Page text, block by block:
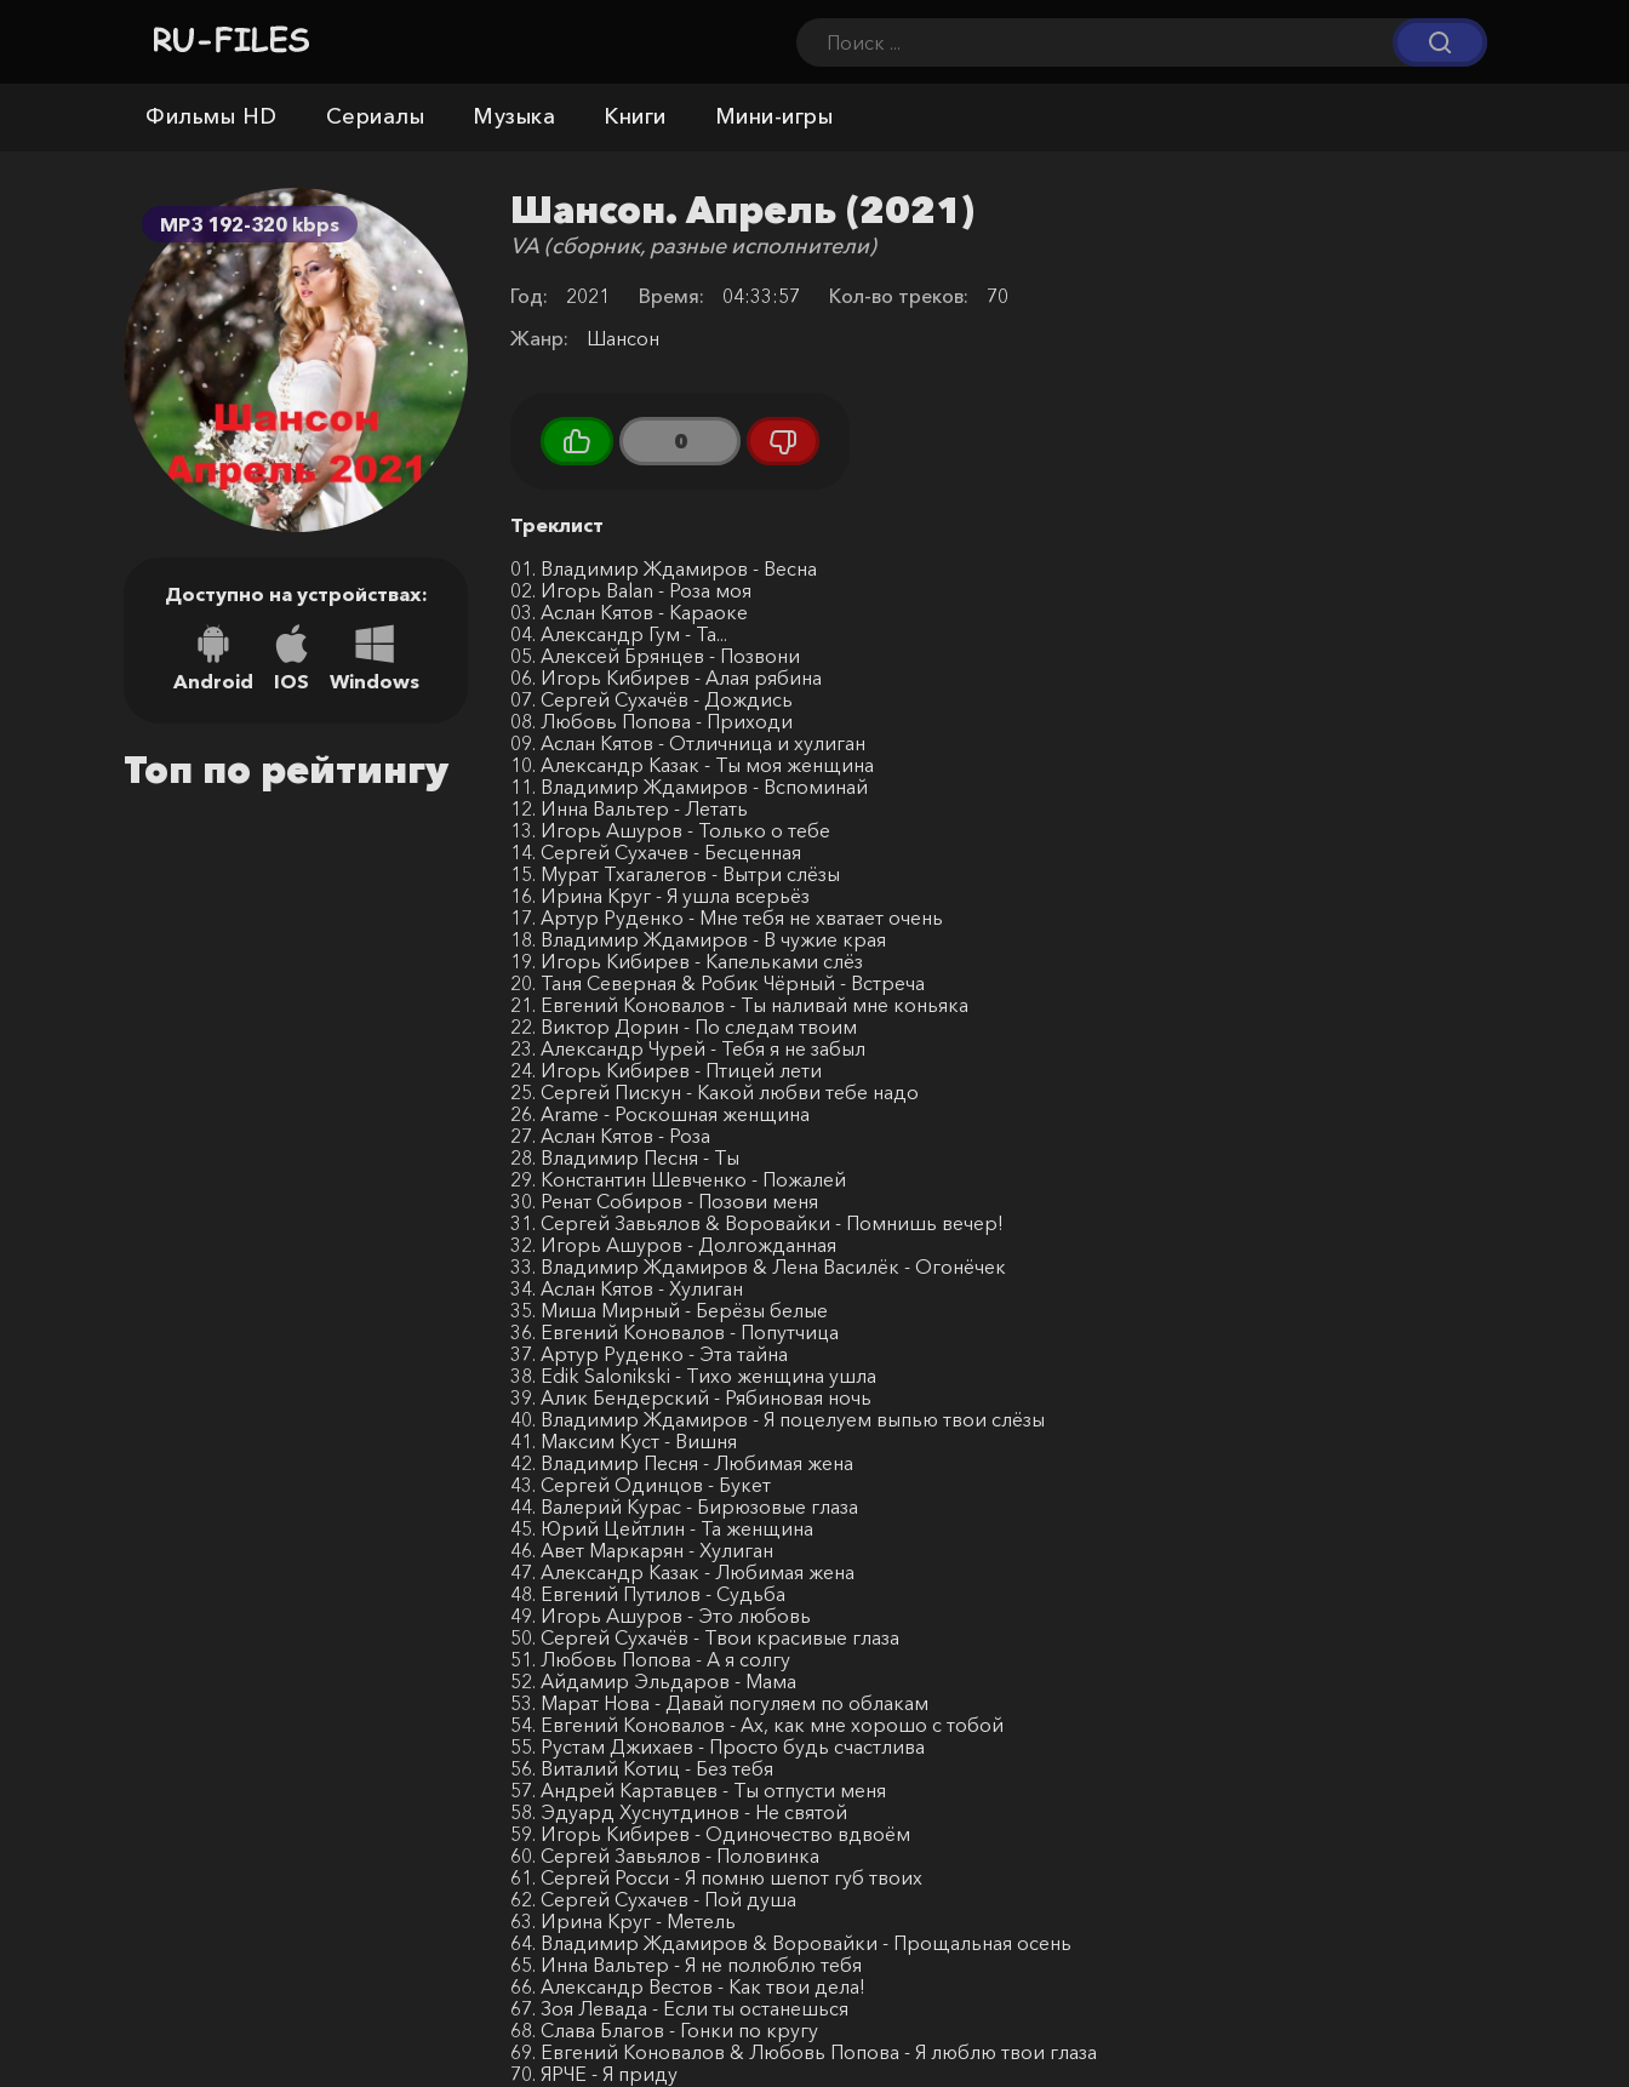
Фильмы HD Сериалы Музыка Книги Мини-игры
Шансон. Апрель (2021)
VA (сборник, разные исполнители)
Год: 2021 Время: 04:33:57 Кол-во треков:
70
Жанр:
Шансон
0
Треклист
01. Владимир Ждамиров - Весна
02. Игорь Balan - Роза моя
03. Аслан Кятов - Караоке
04. Александр Гум - Та...
05. Алексей Брянцев - Позвони
06. Игорь Кибирев - Алая рябина
07. Сергей Сухачёв - Дождись
08. Любовь Попова - Приходи
09. Аслан Кятов - Отличница и хулиган
10. Александр Казак - Ты моя женщина
11. Владимир Ждамиров - Вспоминай
12. Инна Вальтер - Летать
13. Игорь Ашуров - Только о тебе
14. Сергей Сухачев - Бесценная
15. Мурат Тхагалегов - Вытри слёзы
16. Ирина Круг - Я ушла всерьёз
17. Артур Руденко - Мне тебя не хватает очень
18. Владимир Ждамиров - В чужие края
19. Игорь Кибирев - Капельками слёз
20. Таня Северная & Робик Чёрный - Встреча
21. Евгений Коновалов - Ты наливай мне коньяка
22. Виктор Дорин - По следам твоим
23. Александр Чурей - Тебя я не забыл
24. Игорь Кибирев - Птицей лети
25. Сергей Пискун - Какой любви тебе надо
26. Arame - Роскошная женщина
27. Аслан Кятов - Роза
28. Владимир Песня - Ты
29. Константин Шевченко - Пожалей
30. Ренат Собиров - Позови меня
31. Сергей Завьялов & Воровайки - Помнишь вечер!
32. Игорь Ашуров - Долгожданная
33. Владимир Ждамиров & Лена Василёк - Огонёчек
34. Аслан Кятов - Хулиган
35. Миша Мирный - Берёзы белые
36. Евгений Коновалов - Попутчица
37. Артур Руденко - Эта тайна
38. Edik Salonikski - Тихо женщина ушла
39. Алик Бендерский - Рябиновая ночь
40. Владимир Ждамиров - Я поцелуем выпью твои слёзы
41. Максим Куст - Вишня
42. Владимир Песня - Любимая жена
43. Сергей Одинцов - Букет
44. Валерий Курас - Бирюзовые глаза
45. Юрий Цейтлин - Та женщина
46. Авет Маркарян - Хулиган
47. Александр Казак - Любимая жена
48. Евгений Путилов - Судьба
49. Игорь Ашуров - Это любовь
50. Сергей Сухачёв - Твои красивые глаза
51. Любовь Попова - А я солгу
52. Айдамир Эльдаров - Мама
53. Марат Нова - Давай погуляем по облакам
54. Евгений Коновалов - Ах, как мне хорошо с тобой
55. Рустам Джихаев - Просто будь счастлива
56. Виталий Котиц - Без тебя
57. Андрей Картавцев - Ты отпусти меня
58. Эдуард Хуснутдинов - Не святой
59. Игорь Кибирев - Одиночество вдвоём
60. Сергей Завьялов - Половинка
61. Сергей Росси - Я помню шепот губ твоих
62. Сергей Сухачев - Пой душа
63. Ирина Круг - Метель
64. Владимир Ждамиров & Воровайки - Прощальная осень
65. Инна Вальтер - Я не полюблю тебя
66. Александр Вестов - Как твои дела!
67. Зоя Левада - Если ты останешься
68. Слава Благов - Гонки по кругу
69. Евгений Коновалов & Любовь Попова - Я люблю твои глаза
70. ЯРЧЕ - Я приду
MP3 192-320 kbps
Доступно на устройствах:
Android IOS Windows
Топ по рейтингу